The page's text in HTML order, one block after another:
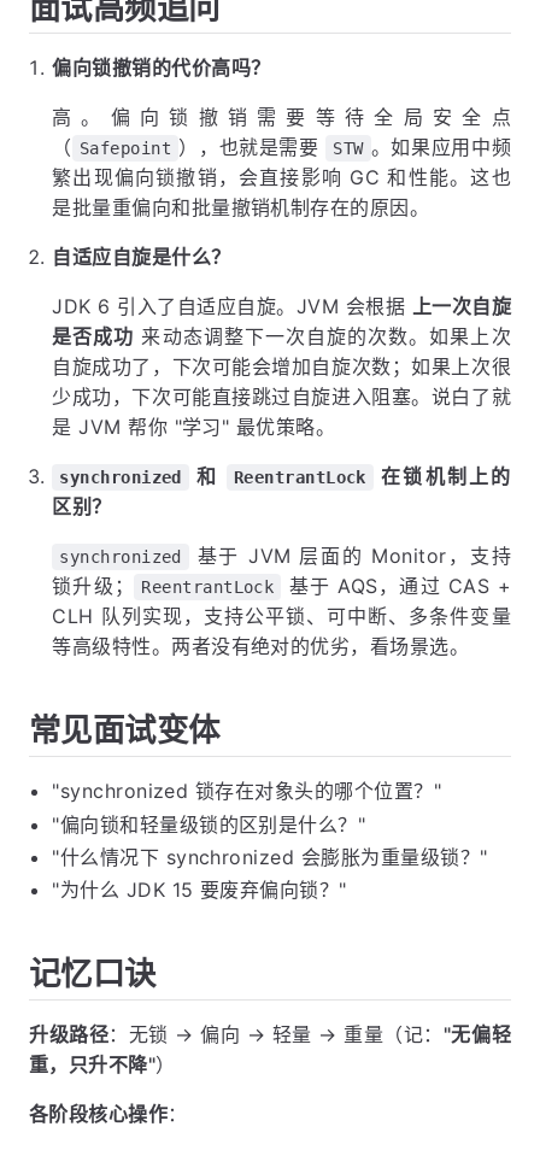
偏向锁撤销的代价高吗？
高。偏向锁撤销需要等待全局安全点
（ Safepoint ），也就是需要 STW 。如果应用中频
繁出现偏向锁撤销，会直接影响 GC 和性能。这也
是批量重偏向和批量撤销机制存在的原因。
自适应自旋是什么？
JDK 6 引入了自适应自旋。JVM 会根据 上一次自旋
是否成功 来动态调整下一次自旋的次数。如果上次
自旋成功了，下次可能会增加自旋次数；如果上次很
少成功，下次可能直接跳过自旋进入阻塞。说白了就
是 JVM 帮你 "学习" 最优策略。
synchronized 和 ReentrantLock
在锁机制上的
区别？
synchronized
基于 JVM 层面的 Monitor，支持
锁升级；
ReentrantLock
基于 AQS，通过 CAS +
CLH 队列实现，支持公平锁、可中断、多条件变量
等高级特性。两者没有绝对的优劣，看场景选。
常见面试变体
"synchronized 锁存在对象头的哪个位置？"
"偏向锁和轻量级锁的区别是什么？"
"什么情况下 synchronized 会膨胀为重量级锁？"
"为什么 JDK 15 要废弃偏向锁？"
记忆口诀
升级路径：无锁 → 偏向 → 轻量 → 重量（记： "无偏轻
重，只升不降"）
各阶段核心操作：